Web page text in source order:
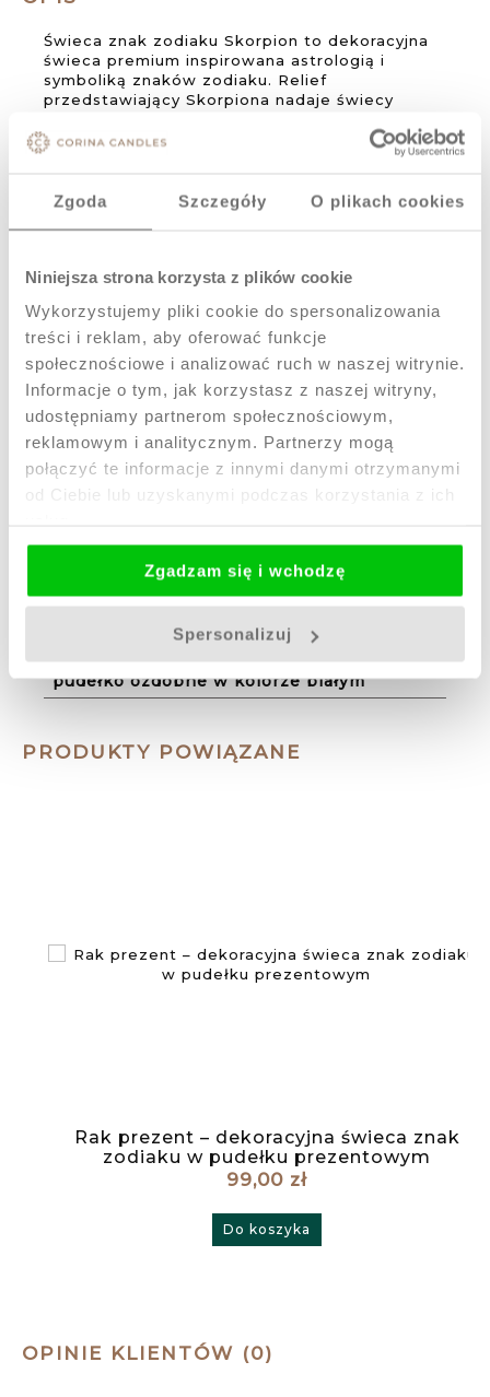
Zgoda Szczegóły O plikach cookies
Niniejsza strona korzysta z plików cookie
Wykorzystujemy pliki cookie do spersonalizowania
treści i reklam, aby oferować funkcje
społecznościowe i analizować ruch w naszej witrynie.
Informacje o tym, jak korzystasz z naszej witryny,
udostępniamy partnerom społecznościowym,
reklamowym i analitycznym. Partnerzy mogą
połączyć te informacje z innymi danymi otrzymanymi
od Ciebie lub uzyskanymi podczas korzystania z ich
Zgadzam się i wchodzę
Spersonalizuj
Świeca znak zodiaku Skorpion to dekoracyjna
świeca premium inspirowana astrologią i
symboliką znaków zodiaku. Relief
przedstawiający Skorpiona nadaje świecy
więcej
DANE TECHNICZNE
produkt Polski
Knot
bawełniany
sojowy
Wymiary świecy (wys. x szer.)
14,5cm x 13cm
do 5h
Sposób pakowania
pudełko ozdobne w kolorze białym
PRODUKTY POWIĄZANE
Rak prezent – dekoracyjna świeca znak
zodiaku w pudełku prezentowym
99,00 zł
Do koszyka
OPINIE KLIENTÓW (0)